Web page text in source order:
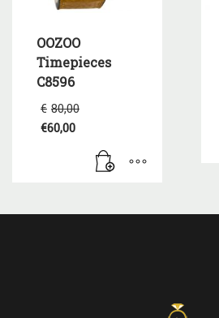
OOZOO
Timepieces
C8596
€ 80,00
€80,00.
€60,00
τρέχουσα